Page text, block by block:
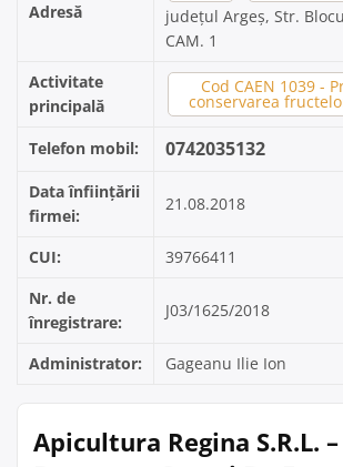
Adresă
județul Argeș, Str.
CAM. 1
Activitate
principală
Cod CAEN 1039 -
conservarea
Telefon mobil: 0742035132
Data înființării
firmei:
21.08.2018
CUI:
39766411
Nr. de
înregistrare:
J03/1625/2018
Administrator: Gageanu Ilie Ion
Apicultura Regina S.R.L. –